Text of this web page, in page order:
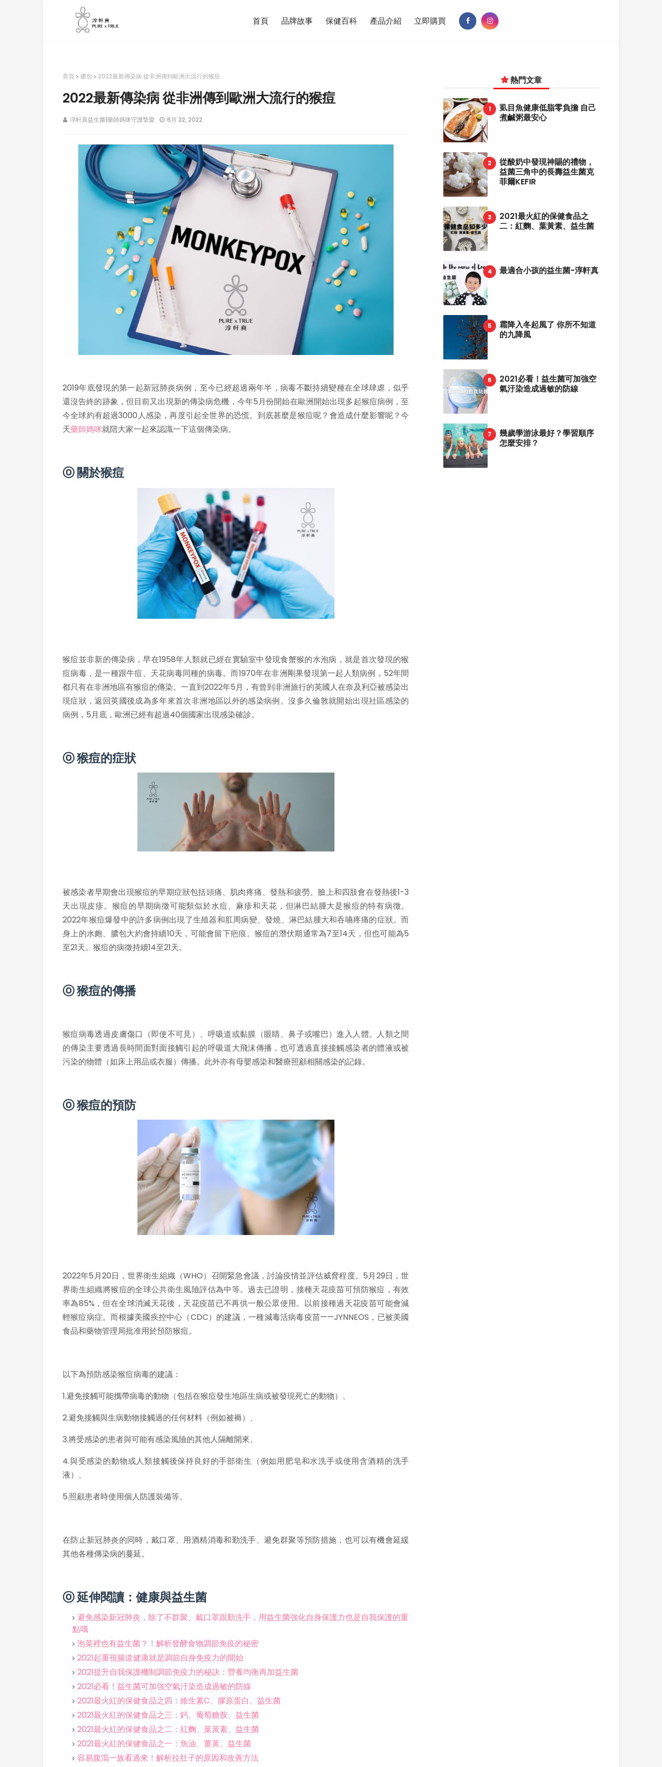
首頁 品牌故事 保健百科 產品介紹 立即購買
首頁 膿包 2022最新傳染病 從非洲傳到歐洲大流行的猴痘
2022最新傳染病 從非洲傳到歐洲大流行的猴痘
淳軒真益生菌|藥師媽咪守護摯愛 6月 22, 2022
2019年底發現的第一起新冠肺炎病例，至今已經超過兩年半，病毒不斷持續變種在全球肆虐，似乎
還沒告終的跡象，但目前又出現新的傳染病危機，今年5月份開始在歐洲開始出現多起猴痘病例，至
今全球約有超過3000人感染，再度引起全世界的恐慌。到底甚麼是猴痘呢？會造成什麼影響呢？今
天藥師媽咪就陪大家一起來認識一下這個傳染病。
ⓞ 關於猴痘
猴痘並非新的傳染病，早在1958年人類就已經在實驗室中發現食蟹猴的水泡病，就是首次發現的猴
痘病毒，是一種跟牛痘、天花病毒同種的病毒。而1970年在非洲剛果發現第一起人類病例，52年間
都只有在非洲地區有猴痘的傳染。一直到2022年5月，有曾到非洲旅行的英國人在奈及利亞被感染出
現症狀，返回英國後成為多年來首次非洲地區以外的感染病例。沒多久倫敦就開始出現社區感染的
病例，5月底，歐洲已經有超過40個國家出現感染確診。
ⓞ 猴痘的症狀
被感染者早期會出現猴痘的早期症狀包括頭痛、肌肉疼痛、發熱和疲勞。臉上和四肢會在發熱後1-3
天出現皮疹。猴痘的早期病徵可能類似於水痘、麻疹和天花，但淋巴結腫大是猴痘的特有病徵。
2022年猴痘爆發中的許多病例出現了生殖器和肛周病變、發燒、淋巴結腫大和吞嚥疼痛的症狀。而
身上的水皰、膿包大約會持續10天，可能會留下疤痕。猴痘的潛伏期通常為7至14天，但也可能為5
至21天。猴痘的病徵持續14至21天。
ⓞ 猴痘的傳播
猴痘病毒透過皮膚傷口（即使不可見）、呼吸道或黏膜（眼睛、鼻子或嘴巴）進入人體。人類之間
的傳染主要透過長時間面對面接觸引起的呼吸道大飛沫傳播，也可透過直接接觸感染者的體液或被
污染的物體（如床上用品或衣服）傳播。此外亦有母嬰感染和醫療照顧相關感染的記錄。
ⓞ 猴痘的預防
2022年5月20日，世界衛生組織（WHO）召開緊急會議，討論疫情並評估威脅程度。5月29日，世
界衛生組織將猴痘的全球公共衛生風險評估為中等。過去已證明，接種天花疫苗可預防猴痘，有效
率為85%，但在全球消滅天花後，天花疫苗已不再供一般公眾使用。以前接種過天花疫苗可能會減
輕猴痘病症。而根據美國疾控中心（CDC）的建議，一種減毒活病毒疫苗——JYNNEOS，已被美國
食品和藥物管理局批准用於預防猴痘。
以下為預防感染猴痘病毒的建議：
1.避免接觸可能攜帶病毒的動物（包括在猴痘發生地區生病或被發現死亡的動物）、
2.避免接觸與生病動物接觸過的任何材料（例如被褥）、
3.將受感染的患者與可能有感染風險的其他人隔離開來、
4.與受感染的動物或人類接觸後保持良好的手部衛生（例如用肥皂和水洗手或使用含酒精的洗手
液）、
5.照顧患者時使用個人防護裝備等。
在防止新冠肺炎的同時，戴口罩、用酒精消毒和勤洗手、避免群聚等預防措施，也可以有機會延緩
其他各種傳染病的蔓延。
ⓞ 延伸閱讀：健康與益生菌
避免感染新冠肺炎，除了不群聚、戴口罩跟勤洗手，用益生菌強化自身保護力也是自我保護的重
點哦
泡菜裡也有益生菌？！解析發酵食物調節免疫的秘密
2021起重視腸道健康就是調節自身免疫力的開始
2021提升自我保護機制調節免疫力的秘訣：營養均衡再加益生菌
2021必看！益生菌可加強空氣汙染造成過敏的防線
2021最火紅的保健食品之四：維生素C、膠原蛋白、益生菌
2021最火紅的保健食品之三：鈣、葡萄糖胺、益生菌
2021最火紅的保健食品之二：紅麴、葉黃素、益生菌
2021最火紅的保健食品之一：魚油、薑黃、益生菌
容易腹瀉一族看過來！解析拉肚子的原因和改善方法
熱門文章
虱目魚健康低脂零負擔 自己
煮鹹粥最安心
從酸奶中發現神賜的禮物，
益菌三角中的長壽益生菌克
菲爾KEFIR
2021最火紅的保健食品之
二：紅麴、葉黃素、益生菌
最適合小孩的益生菌-淳軒真
霜降入冬起風了 你所不知道
的九降風
2021必看！益生菌可加強空
氣汙染造成過敏的防線
幾歲學游泳最好？學習順序
怎麼安排？